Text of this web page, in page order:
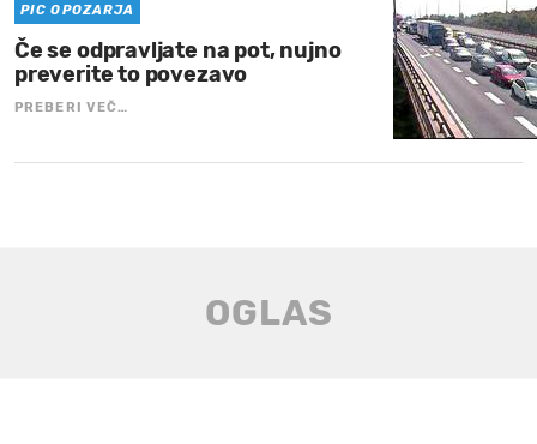
PIC OPOZARJA
Če se odpravljate na pot, nujno
preverite to povezavo
PREBERI VEČ…